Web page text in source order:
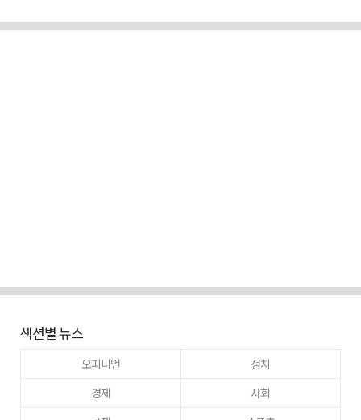
섹션별 뉴스
오피니언
정치
경제
사회